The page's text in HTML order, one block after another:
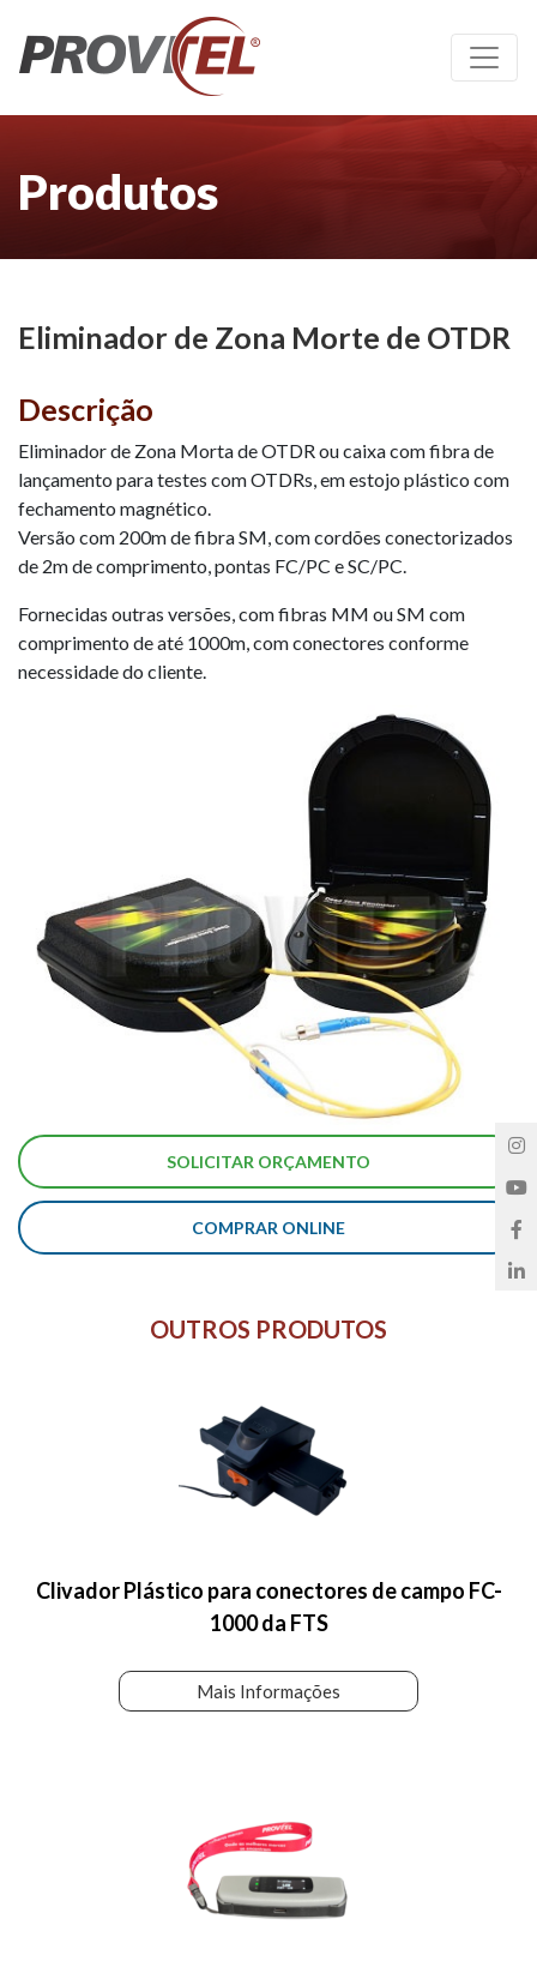
Produtos
Eliminador de Zona Morte de OTDR
Descrição
Eliminador de Zona Morta de OTDR ou caixa com fibra de
lançamento para testes com OTDRs, em estojo plástico com
fechamento magnético.
Versão com 200m de fibra SM, com cordões conectorizados
de 2m de comprimento, pontas FC/PC e SC/PC.
Fornecidas outras versões, com fibras MM ou SM com
comprimento de até 1000m, com conectores conforme
necessidade do cliente.
COMPRAR ONLINE
OUTROS PRODUTOS
Clivador Plástico para conectores de campo FC-
1000 da FTS
Mais Informações